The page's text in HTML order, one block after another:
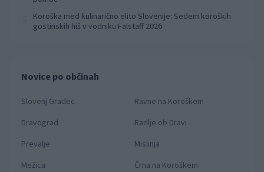
Koroška med kulinarično elito Slovenije: Sedem koroških
gostinskih hiš v vodniku Falstaff 2026
Novice po občinah
Slovenj Gradec
Ravne na Koroškem
Dravograd
Radlje ob Dravi
Prevalje
Mislinja
Mežica
Črna na Koroškem